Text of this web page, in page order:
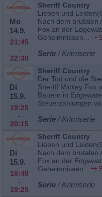
Mo
14.9.
21:45
-
22:30
Sheriff Country
Lieben und
Nach dem brutalen
Fox an der
Geheimnissen...
Serie / Krimiserie
Di
15.9.
19:25
-
20:15
Sheriff Country
Der Tod und die
Sheriff Mickey Fox
Bauern in
Steuerzahlungen
Serie / Krimiserie
Di
15.9.
18:40
-
19:25
Sheriff Country
Lieben und
Nach dem brutalen
Fox an der
Geheimnissen...
Serie / Krimiserie